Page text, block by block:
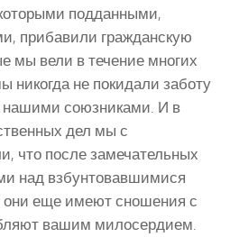
подданными,
прибавили гражданскую
мы вели в течение многих
никогда не покидали заботу
нашими союзниками. И в
дел мы с
что после замечательных
над взбунтовавшимися
они еще имеют сношения с
вашим милосердием.